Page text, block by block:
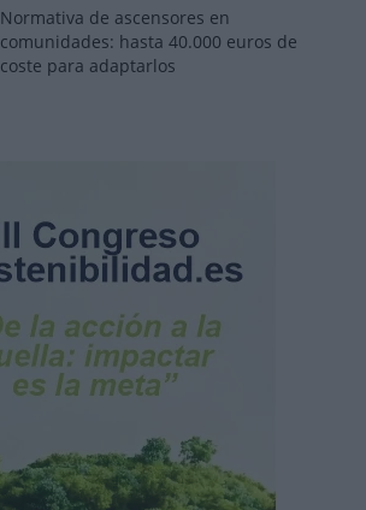
Normativa de ascensores en
comunidades: hasta 40.000 euros de
coste para adaptarlos